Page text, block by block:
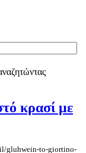
κρασί με
gluhwein-to-giortino-